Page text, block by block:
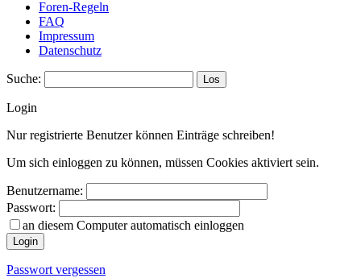
Foren-Regeln
FAQ
Impressum
Datenschutz
Suche:
Login
Nur registrierte Benutzer können Einträge schreiben!
Um sich einloggen zu können, müssen Cookies aktiviert sein.
Benutzername:
Passwort:
an diesem Computer automatisch einloggen
Login
Passwort vergessen